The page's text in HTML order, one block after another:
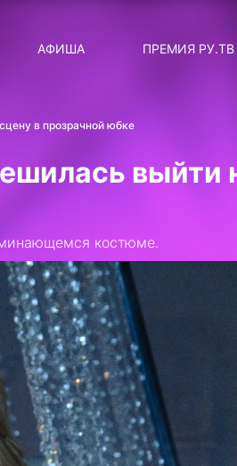
АФИША ПРЕМИЯ РУ.ТВ
в прозрачной юбке
выйти
костюме.